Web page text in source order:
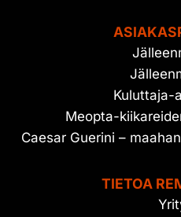
Kuluttaja-
Meopta-
Caesar Guerini –
TIETOA